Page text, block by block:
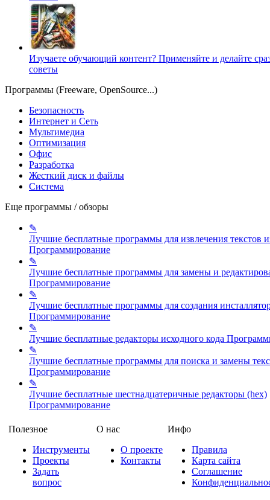
Изучаете обучающий контент? Применяйте и делайте
советы
Программы (Freeware, OpenSource...)
Безопасность
Интернет и Сеть
Мультимедиа
Оптимизация
Офис
Разработка
Жесткий диск и файлы
Система
Еще программы / обзоры
✎
Лучшие бесплатные программы для извлечения текстов
Программирование
✎
Лучшие бесплатные программы для замены и
Программирование
✎
Лучшие бесплатные программы для создания
Программирование
✎
Лучшие бесплатные редакторы исходного кода
✎
Лучшие бесплатные программы для поиска и замены
Программирование
✎
Лучшие бесплатные шестнадцатеричные редакторы (hex)
Программирование
Полезное
Инструменты
Проекты
Задать
вопрос
О нас
О проекте
Контакты
Инфо
Правила
Карта сайта
Соглашение